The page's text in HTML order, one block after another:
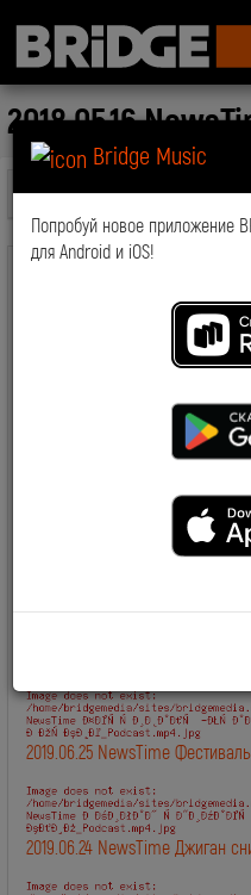
Bridge Music
Попробуй новое приложение
для Android и iOS!
2018.05.16
Все передачи
2019.06.28 NewsTime День
2019.06.27 NewsTime Новый
2019.06.25 NewsTime
2019.06.24 NewsTime Джиган